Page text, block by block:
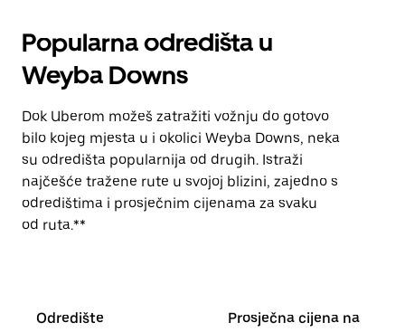
Popularna odredišta u
Weyba Downs
Dok Uberom možeš zatražiti vožnju do gotovo
bilo kojeg mjesta u i okolici Weyba Downs, neka
su odredišta popularnija od drugih. Istraži
najčešće tražene rute u svojoj blizini, zajedno s
odredištima i prosječnim cijenama za svaku
od ruta.**
Odredište
Prosječna cijena na